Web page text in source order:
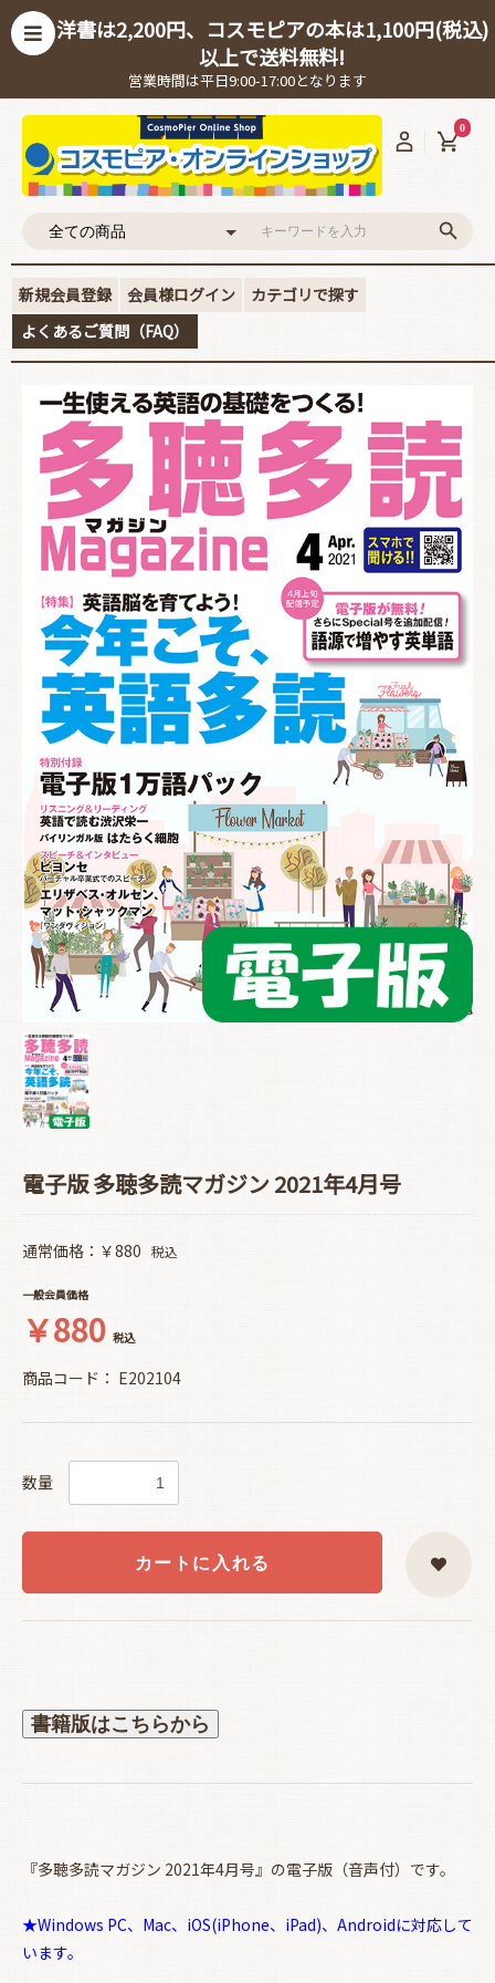
洋書は2,200円、コスモピアの本は1,100円(税込)
以上で送料無料!
営業時間は平日9:00-17:00となります
0
新規会員登録 会員様ログイン
カテゴリで探す
よくあるご質問（FAQ）
電子版 多聴多読マガジン 2021年4月号
通常価格：￥880 税込
一般会員価格
￥880 税込
商品コード： E202104
数量
カートに入れる
書籍版はこちらから
『多聴多読マガジン 2021年4月号』の電子版（音声付）です。
★Windows PC、Mac、iOS(iPhone、iPad)、Androidに対応して
います。